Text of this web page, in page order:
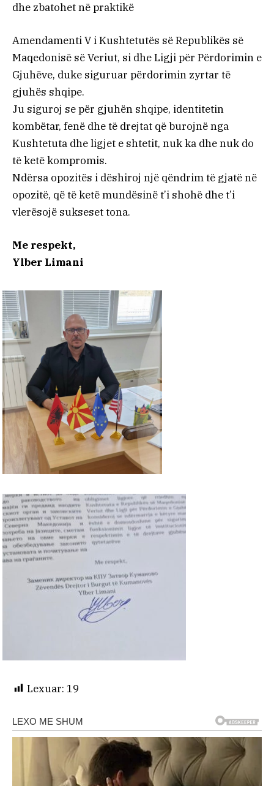
dhe zbatohet në praktikë
Amendamenti V i Kushtetutës së Republikës së
Maqedonisë së Veriut, si dhe Ligji për Përdorimin e
Gjuhëve, duke siguruar përdorimin zyrtar të
gjuhës shqipe.
Ju siguroj se për gjuhën shqipe, identitetin
kombëtar, fenë dhe të drejtat që burojnë nga
Kushtetuta dhe ligjet e shtetit, nuk ka dhe nuk do
të ketë kompromis.
Ndërsa opozitës i dëshiroj një qëndrim të gjatë në
opozitë, që të ketë mundësinë t’i shohë dhe t’i
vlerësojë sukseset tona.
Me respekt,
Ylber Limani
Lexuar: 19